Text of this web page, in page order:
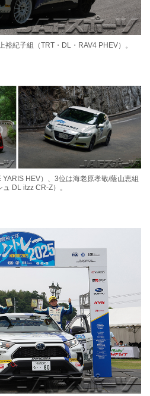
紀⼦組（TRT・DL・RAV4 PHEV）。
HEV）、3位は海⽼原孝敬/蔭⼭恵組
ュ DL itzz CR-Z）。